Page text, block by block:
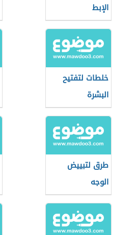
الإبط
خلطات لتفتيح
البشرة
طرق لتبييض
الوجه